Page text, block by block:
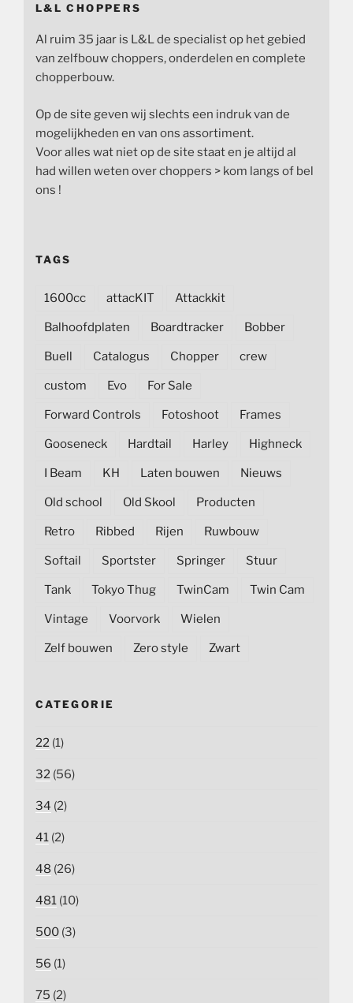
L&L CHOPPERS
Al ruim 35 jaar is L&L de specialist op het gebied
van zelfbouw choppers, onderdelen en complete
chopperbouw.
Op de site geven wij slechts een indruk van de
mogelijkheden en van ons assortiment.
Voor alles wat niet op de site staat en je altijd al
had willen weten over choppers > kom langs of bel
ons !
TAGS
1600cc attacKIT Attackkit
Balhoofdplaten Boardtracker Bobber
Buell Catalogus Chopper crew
custom Evo For Sale
Forward Controls Fotoshoot Frames
Gooseneck Hardtail Harley Highneck
I Beam KH Laten bouwen Nieuws
Old school Old Skool Producten
Retro Ribbed Rijen Ruwbouw
Softail Sportster Springer Stuur
Tank Tokyo Thug TwinCam Twin Cam
Vintage Voorvork Wielen
Zelf bouwen Zero style Zwart
CATEGORIE
22 (1)
32 (56)
34 (2)
41 (2)
48 (26)
481 (10)
500 (3)
56 (1)
75 (2)